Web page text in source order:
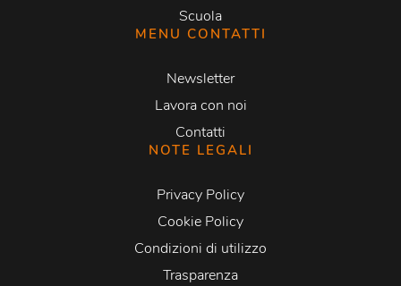
Scuola
MENU CONTATTI
Newsletter
Lavora con noi
Contatti
NOTE LEGALI
Privacy Policy
Cookie Policy
Condizioni di utilizzo
Trasparenza